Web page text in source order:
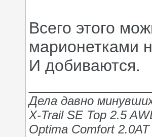
Всего этого
марионетками
И добиваются.
Дела давно
X-Trail SE Top 2.5
Optima Comfort